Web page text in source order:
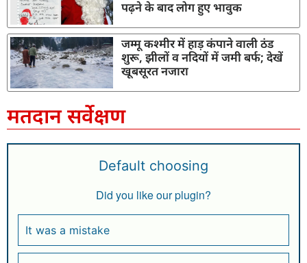
पढ़ने के बाद लोग हुए भावुक
जम्मू कश्मीर में हाड़ कंपाने वाली ठंड
शुरू, झीलों व नदियों में जमी बर्फ; देखें
खूबसूरत नजारा
मतदान सर्वेक्षण
Default choosing
Did you like our plugin?
It was a mistake